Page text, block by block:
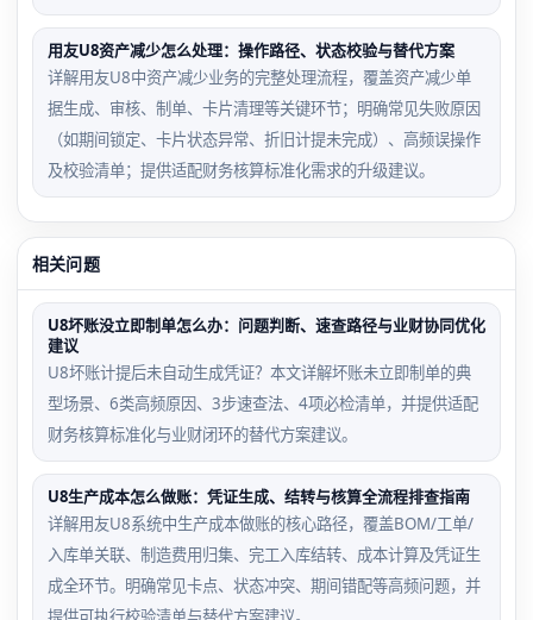
用友U8资产减少怎么处理：操作路径、状态校验与替代方案
详解用友U8中资产减少业务的完整处理流程，覆盖资产减少单
据生成、审核、制单、卡片清理等关键环节；明确常见失败原因
（如期间锁定、卡片状态异常、折旧计提未完成）、高频误操作
及校验清单；提供适配财务核算标准化需求的升级建议。
相关问题
U8坏账没立即制单怎么办：问题判断、速查路径与业财协同优化
建议
U8坏账计提后未自动生成凭证？本文详解坏账未立即制单的典
型场景、6类高频原因、3步速查法、4项必检清单，并提供适配
财务核算标准化与业财闭环的替代方案建议。
U8生产成本怎么做账：凭证生成、结转与核算全流程排查指南
详解用友U8系统中生产成本做账的核心路径，覆盖BOM/工单/
入库单关联、制造费用归集、完工入库结转、成本计算及凭证生
成全环节。明确常见卡点、状态冲突、期间错配等高频问题，并